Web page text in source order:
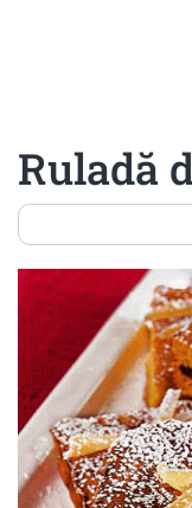
Ruladă